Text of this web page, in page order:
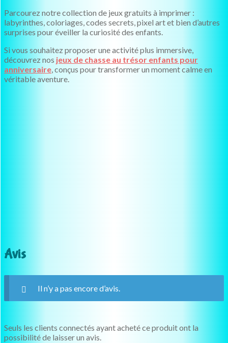
Parcourez notre collection de jeux gratuits à imprimer :
labyrinthes, coloriages, codes secrets, pixel art et bien d’autres
surprises pour éveiller la curiosité des enfants.
Si vous souhaitez proposer une activité plus immersive,
découvrez nos jeux de chasse au trésor enfants pour
anniversaire , conçus pour transformer un moment calme en
véritable aventure.
Avis
Il n’y a pas encore d’avis.
Seuls les clients connectés ayant acheté ce produit ont la
possibilité de laisser un avis.